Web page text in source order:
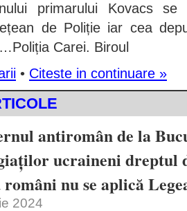
primarului Kovacs
de Poliție iar cea
Carei. Biroul
• Citeste in continuare »
antiromân de la
ucraineni dreptul
nu se aplică
2024